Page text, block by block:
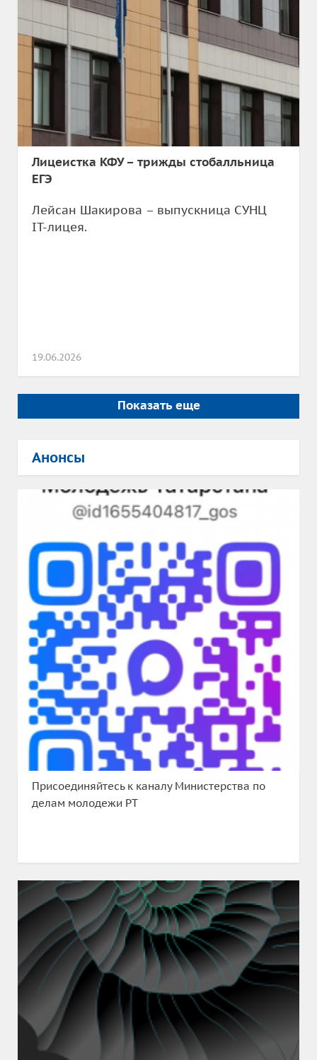
Лицеистка КФУ – трижды стобалльница
ЕГЭ
Лейсан Шакирова – выпускница СУНЦ
IT-лицея.
19.06.2026
Показать еще
Анонсы
Присоединяйтесь к каналу Министерства по
делам молодежи РТ